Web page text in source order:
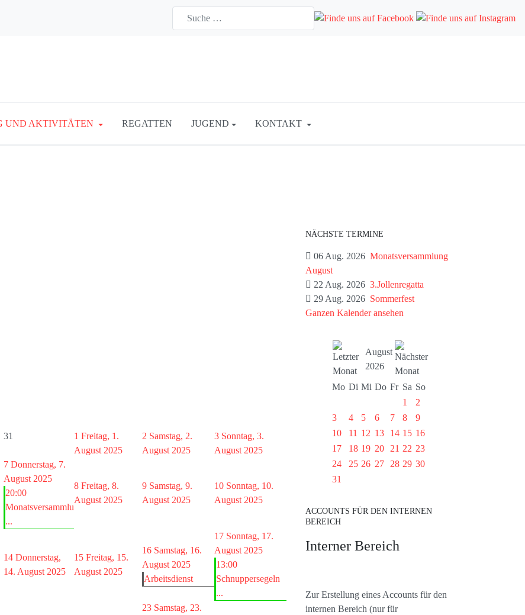
UND AKTIVITÄTEN REGATTEN JUGEND KONTAKT
31 1 Freitag, 1.
August 2025
2 Samstag, 2.
August 2025
3 Sonntag, 3.
August 2025
7 Donnerstag, 7.
August 2025
20:00
Monatsversammlu
...
8 Freitag, 8.
August 2025
9 Samstag, 9.
August 2025
10 Sonntag, 10.
August 2025
14 Donnerstag,
14. August 2025
15 Freitag, 15.
August 2025
16 Samstag, 16.
August 2025
Arbeitsdienst
17 Sonntag, 17.
August 2025
13:00
Schnuppersegeln
...
23 Samstag, 23.
NÄCHSTE TERMINE
06 Aug. 2026 Monatsversammlung
August
22 Aug. 2026 3.Jollenregatta
29 Aug. 2026 Sommerfest
Ganzen Kalender ansehen
August
2026
Mo Di Mi Do Fr Sa So
1
2
3
4 5 6 7 8
9
10
11 12 13 14 15 16
17
18 19 20 21 22 23
24
25 26 27 28 29 30
31
ACCOUNTS FÜR DEN INTERNEN
BEREICH
Interner Bereich
Zur Erstellung eines Accounts für den
internen Bereich (nur für